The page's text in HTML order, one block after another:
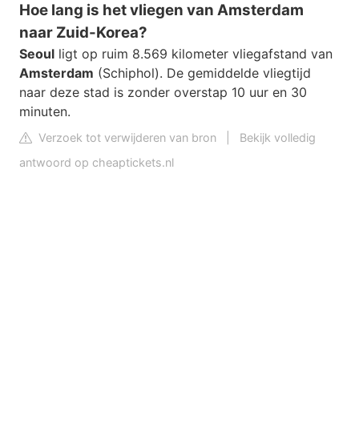
Hoe lang is het vliegen van Amsterdam
naar Zuid-Korea?
Seoul ligt op ruim 8.569 kilometer vliegafstand van
Amsterdam (Schiphol). De gemiddelde vliegtijd
naar deze stad is zonder overstap 10 uur en 30
minuten.
Verzoek tot verwijderen van bron
Bekijk volledig
antwoord op cheaptickets.nl